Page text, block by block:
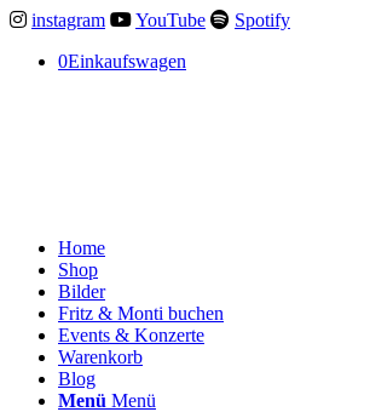
instagram YouTube
Spotify
0Einkaufswagen
Home
Shop
Bilder
Fritz & Monti buchen
Events & Konzerte
Warenkorb
Blog
Menü Menü